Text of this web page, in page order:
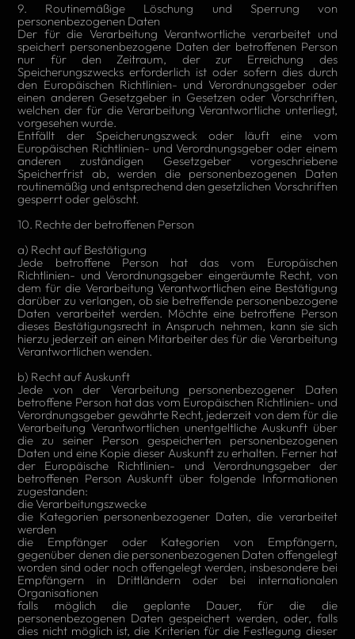
9. Routinemäßige Löschung und Sperrung von
personenbezogenen Daten
Der für die Verarbeitung Verantwortliche verarbeitet und
speichert personenbezogene Daten der betroffenen Person
nur für den Zeitraum, der zur Erreichung des
Speicherungszwecks erforderlich ist oder sofern dies durch
den Europäischen Richtlinien- und Verordnungsgeber oder
einen anderen Gesetzgeber in Gesetzen oder Vorschriften,
welchen der für die Verarbeitung Verantwortliche unterliegt,
vorgesehen wurde.
Entfällt der Speicherungszweck oder läuft eine vom
Europäischen Richtlinien- und Verordnungsgeber oder einem
anderen zuständigen Gesetzgeber vorgeschriebene
Speicherfrist ab, werden die personenbezogenen Daten
routinemäßig und entsprechend den gesetzlichen Vorschriften
gesperrt oder gelöscht.
10. Rechte der betroffenen Person
a) Recht auf Bestätigung
Jede betroffene Person hat das vom Europäischen
Richtlinien- und Verordnungsgeber eingeräumte Recht, von
dem für die Verarbeitung Verantwortlichen eine Bestätigung
darüber zu verlangen, ob sie betreffende personenbezogene
Daten verarbeitet werden. Möchte eine betroffene Person
dieses Bestätigungsrecht in Anspruch nehmen, kann sie sich
hierzu jederzeit an einen Mitarbeiter des für die Verarbeitung
Verantwortlichen wenden.
b) Recht auf Auskunft
Jede von der Verarbeitung personenbezogener Daten
betroffene Person hat das vom Europäischen Richtlinien- und
Verordnungsgeber gewährte Recht, jederzeit von dem für die
Verarbeitung Verantwortlichen unentgeltliche Auskunft über
die zu seiner Person gespeicherten personenbezogenen
Daten und eine Kopie dieser Auskunft zu erhalten. Ferner hat
der Europäische Richtlinien- und Verordnungsgeber der
betroffenen Person Auskunft über folgende Informationen
zugestanden:
die Verarbeitungszwecke
die Kategorien personenbezogener Daten, die verarbeitet
werden
die Empfänger oder Kategorien von Empfängern,
gegenüber denen die personenbezogenen Daten offengelegt
worden sind oder noch offengelegt werden, insbesondere bei
Empfängern in Drittländern oder bei internationalen
Organisationen
falls möglich die geplante Dauer, für die die
personenbezogenen Daten gespeichert werden, oder, falls
dies nicht möglich ist, die Kriterien für die Festlegung dieser